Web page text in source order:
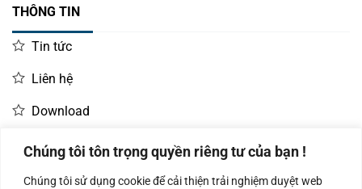
Chúng tôi tôn trọng quyền riêng tư của bạn !
Chúng tôi sử dụng cookie để cải thiện trải nghiệm duyệt web
THÔNG TIN
Tin tức
Liên hệ
Download
LIÊN HỆ MUA HÀNG